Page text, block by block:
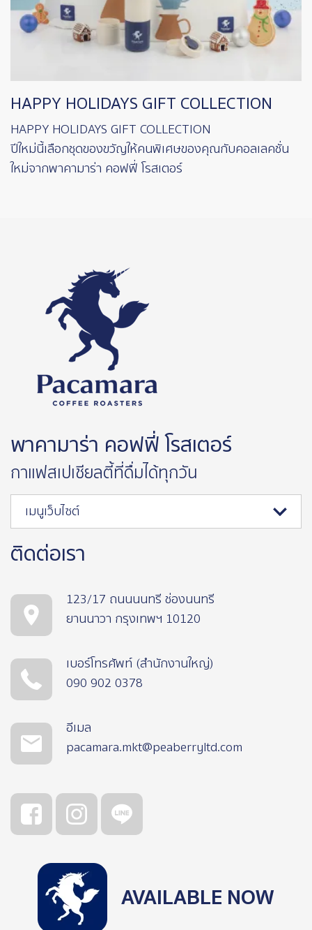
HAPPY HOLIDAYS GIFT COLLECTION
HAPPY HOLIDAYS GIFT COLLECTION
ปีใหม่นี้เลือกชุดของขวัญให้คนพิเศษของคุณกับคอลเลคชั่น
ใหม่จากพาคามาร่า คอฟฟี่ โรสเตอร์
พาคามาร่า คอฟฟี่ โรสเตอร์
กาแฟสเปเชียลตี้ที่ดื่มได้ทุกวัน
เมนูเว็บไซต์
ติดต่อเรา
123/17 ถนนนนทรี ช่องนนทรี
ยานนาวา กรุงเทพฯ 10120
เบอร์โทรศัพท์ (สำนักงานใหญ่)
090 902 0378
อีเมล
pacamara.mkt@peaberryltd.com
AVAILABLE NOW